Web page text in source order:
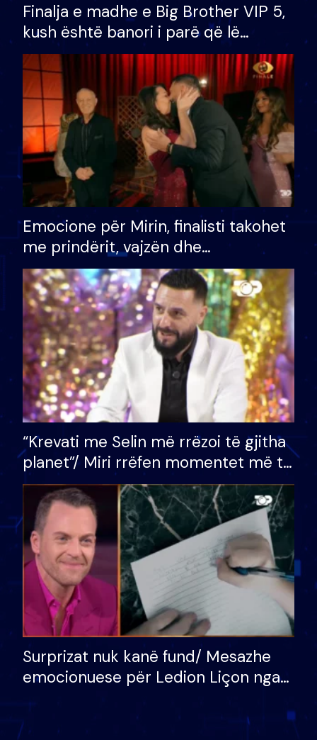
Finalja e madhe e Big Brother VIP 5,
kush është banori i parë që lë
shtëpinë dhe humb mundësinë për
të fituar çmimin e madh
Emocione për Mirin, finalisti takohet
me prindërit, vajzën dhe
bashkëshorten: S’kemi ndonjë letër
divorci apo jo?
“Krevati me Selin më rrëzoi të gjitha
planet”/ Miri rrëfen momentet më të
bukura në shtëpinë e BB VIP: Do më
mungojë zilja e mëngjesit kur…
Surprizat nuk kanë fund/ Mesazhe
emocionuese për Ledion Liçon nga
nëna dhe fëmijët e tij, moderatori
nuk i mban dot lotët: Nuk meritoj…